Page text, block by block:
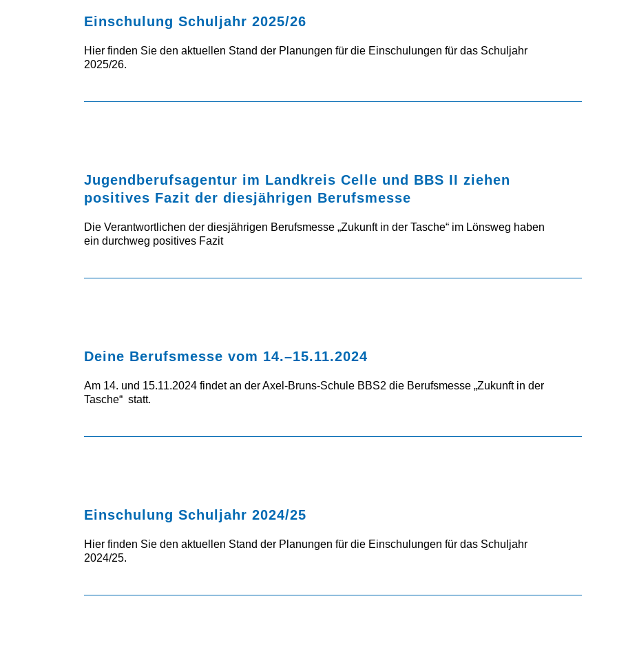
Einschulung Schuljahr 2025/26
Hier finden Sie den aktuellen Stand der Planungen für die Einschulungen für das Schuljahr
2025/26.
Jugendberufsagentur im Landkreis Celle und BBS II ziehen
positives Fazit der diesjährigen Berufsmesse
Die Verantwortlichen der diesjährigen Berufsmesse „Zukunft in der Tasche“ im Lönsweg haben
ein durchweg positives Fazit
Deine Berufsmesse vom 14.–15.11.2024
Am 14. und 15.11.2024 findet an der Axel-Bruns-Schule BBS2 die Berufsmesse „Zukunft in der
Tasche“ statt.
Einschulung Schuljahr 2024/25
Hier finden Sie den aktuellen Stand der Planungen für die Einschulungen für das Schuljahr
2024/25.